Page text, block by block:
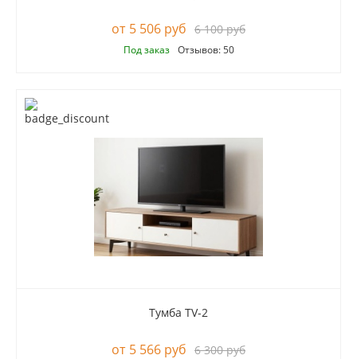
5 506 руб 6 100 руб
Под заказ Отзывов: 50
Тумба TV-2
5 566 руб 6 300 руб